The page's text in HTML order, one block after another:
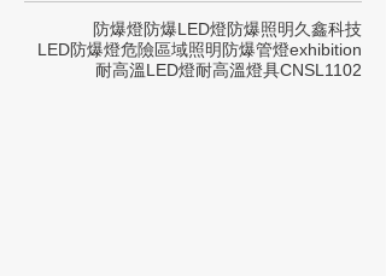
防爆燈防爆LED燈防爆照明久鑫科技
LED防爆燈危險區域照明防爆管燈exhibition
耐高溫LED燈耐高溫燈具CNSL1102